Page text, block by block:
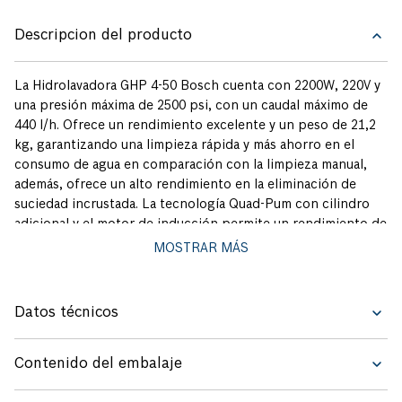
adicional de garantía.
Descripcion del producto
La Hidrolavadora GHP 4-50 Bosch cuenta con 2200W, 220V y
una presión máxima de 2500 psi, con un caudal máximo de
440 l/h. Ofrece un rendimiento excelente y un peso de 21,2
kg, garantizando una limpieza rápida y más ahorro en el
consumo de agua en comparación con la limpieza manual,
además, ofrece un alto rendimiento en la eliminación de
suciedad incrustada. La tecnología Quad-Pum con cilindro
adicional y el motor de inducción permite un rendimiento de
limpieza potente y duradero; también cuenta con doble
vida útil y evita gastos de mantenimiento. La Hidrolavadora
reforzada en metal, 1 boquilla turbo giratoria, 1 boquilla de
chorro regulable, 1 filtro externo de aluminio, 1 adaptador
MOSTRAR MÁS
Datos técnicos
Contenido del embalaje